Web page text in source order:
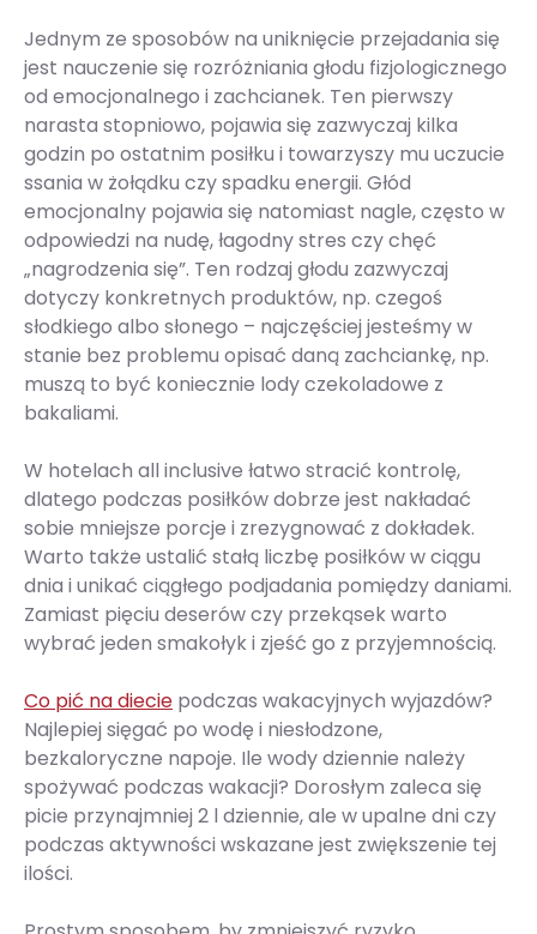
Jednym ze sposobów na uniknięcie przejadania się
jest nauczenie się rozróżniania głodu fizjologicznego
od emocjonalnego i zachcianek. Ten pierwszy
narasta stopniowo, pojawia się zazwyczaj kilka
godzin po ostatnim posiłku i towarzyszy mu uczucie
ssania w żołądku czy spadku energii. Głód
emocjonalny pojawia się natomiast nagle, często w
odpowiedzi na nudę, łagodny stres czy chęć
„nagrodzenia się”. Ten rodzaj głodu zazwyczaj
dotyczy konkretnych produktów, np. czegoś
słodkiego albo słonego – najczęściej jesteśmy w
stanie bez problemu opisać daną zachciankę, np.
muszą to być koniecznie lody czekoladowe z
bakaliami.
W hotelach all inclusive łatwo stracić kontrolę,
dlatego podczas posiłków dobrze jest nakładać
sobie mniejsze porcje i zrezygnować z dokładek.
Warto także ustalić stałą liczbę posiłków w ciągu
dnia i unikać ciągłego podjadania pomiędzy daniami.
Zamiast pięciu deserów czy przekąsek warto
wybrać jeden smakołyk i zjeść go z przyjemnością.
Co pić na diecie podczas wakacyjnych wyjazdów?
Najlepiej sięgać po wodę i niesłodzone,
bezkaloryczne napoje. Ile wody dziennie należy
spożywać podczas wakacji? Dorosłym zaleca się
picie przynajmniej 2 l dziennie, ale w upalne dni czy
podczas aktywności wskazane jest zwiększenie tej
ilości.